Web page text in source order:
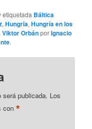
etiquetada Báltica
,Hungría,Hungría en los
,Viktor OrbánporIgnacio
.
será publicada. Los
con*